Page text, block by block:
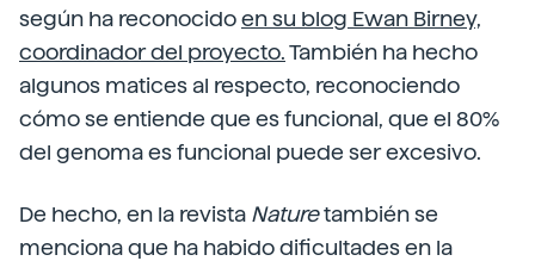
según ha reconocidoen su blog Ewan Birney,
coordinador del proyecto.También ha hecho
algunos matices al respecto, reconociendo
cómo se entiende que es funcional, que el 80%
del genoma es funcional puede ser excesivo.
De hecho, en la revista Naturetambién se
menciona que ha habido dificultades en la